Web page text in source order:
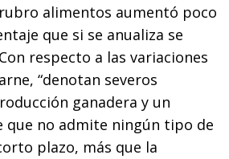
alimentos aumentó poco
que si se anualiza se
respecto a las variaciones
“denotan severos
ganadera y un
que no admite ningún tipo de
plazo, más que la